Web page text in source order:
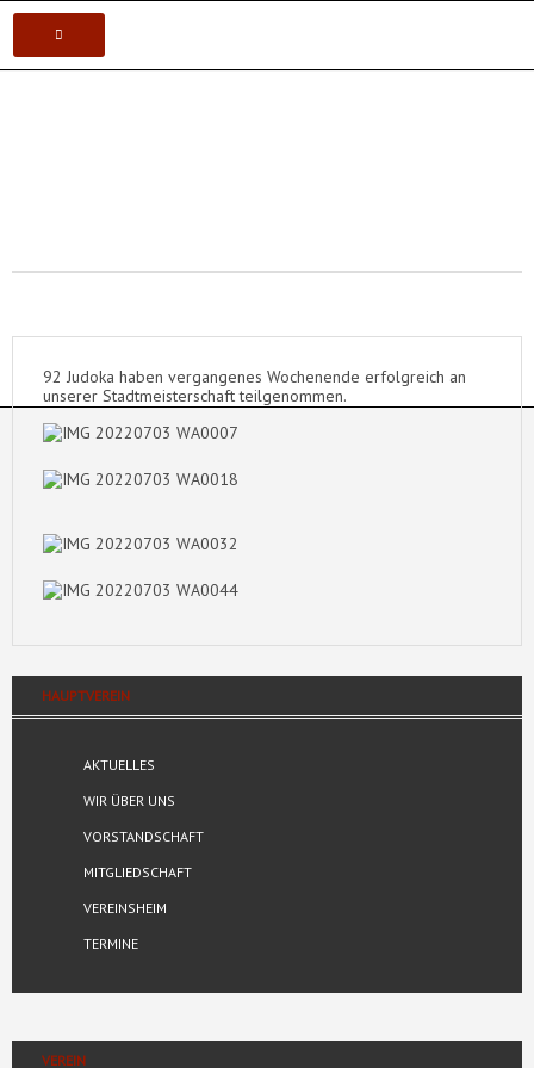
VOLLEYBALL
TISCHTENNIS
92 Judoka haben vergangenes Wochenende erfolgreich an
unserer Stadtmeisterschaft teilgenommen.
HAUPTVEREIN
AKTUELLES
WIR ÜBER UNS
VORSTANDSCHAFT
MITGLIEDSCHAFT
VEREINSHEIM
TERMINE
VEREIN